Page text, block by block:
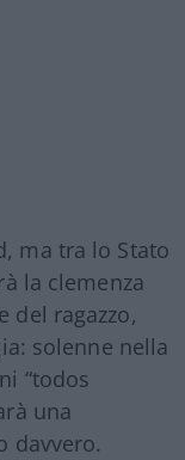
ma tra lo Stato
la clemenza
del ragazzo,
solenne nella
“todos
una
davvero.